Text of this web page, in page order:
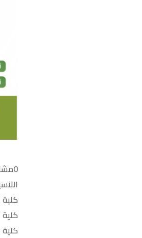
0
كلية
كلية
كلية